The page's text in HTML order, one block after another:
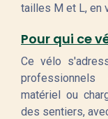
tailles M et L, en
Pour qui ce
Ce vélo
matériel ou
des sentiers,